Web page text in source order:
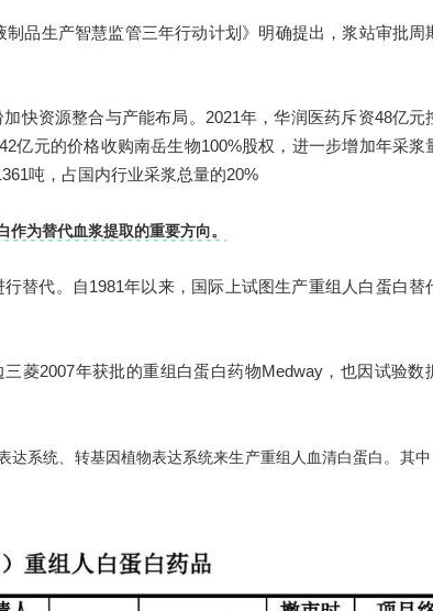
制品生产智慧监管三年行动计划》明确提出，浆站审批周
加快资源整合与产能布局。2021年，华润医药斥资48亿元
亿元的价格收购南岳生物100%股权，进一步增加年采浆
吨，占国内行业采浆总量的20%
为替代血浆提取的重要方向。
替代。自1981年以来，国际上试图生产重组人白蛋白替
菱2007年获批的重组白蛋白药物Medway，也因试验数
达系统、转基因植物表达系统来生产重组人血清白蛋白。其